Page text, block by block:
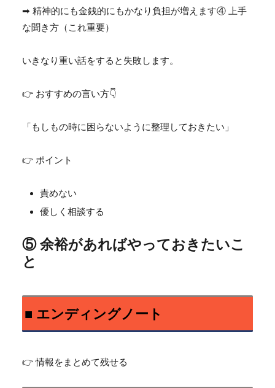
➡ 精神的にも金銭的にもかなり負担が増えます④ 上手
な聞き方（これ重要）
いきなり重い話をすると失敗します。
👉 おすすめの言い方👇
「もしもの時に困らないように整理しておきたい」
👉 ポイント
責めない
優しく相談する
⑤ 余裕があればやっておきたいこ
と
■ エンディングノート
👉 情報をまとめて残せる